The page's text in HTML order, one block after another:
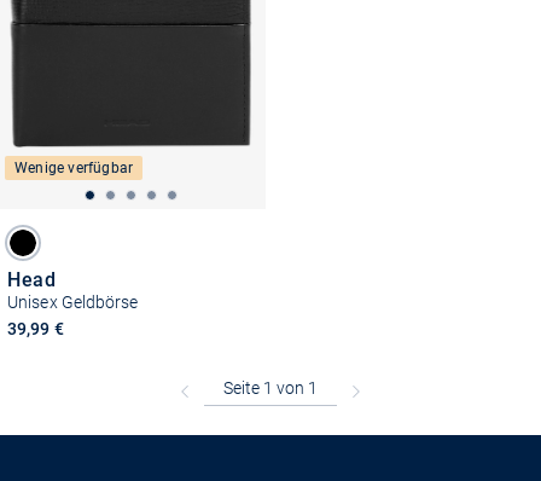
Wenige verfügbar
Head
Unisex Geldbörse
39,99 €